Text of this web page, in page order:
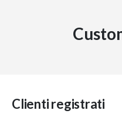
Clienti registrati